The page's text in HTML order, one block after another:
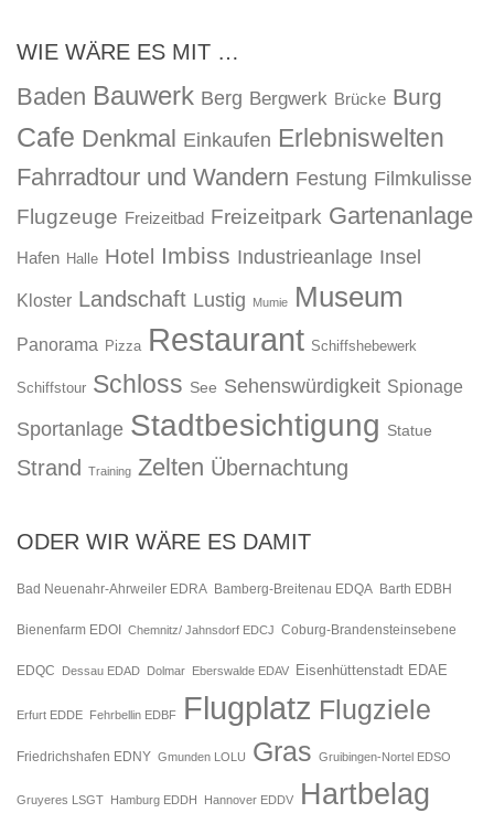
WIE WÄRE ES MIT …
Baden Bauwerk Berg Bergwerk Brücke Burg
Cafe Denkmal Einkaufen Erlebniswelten
Fahrradtour und Wandern Festung Filmkulisse
Flugzeuge Freizeitbad Freizeitpark Gartenanlage
Hafen Halle Hotel Imbiss Industrieanlage Insel
Kloster Landschaft Lustig Mumie Museum
Panorama Pizza Restaurant Schiffshebewerk
Schiffstour Schloss See Sehenswürdigkeit Spionage
Sportanlage Stadtbesichtigung Statue
Strand Training Zelten Übernachtung
ODER WIR WÄRE ES DAMIT
Bad Neuenahr-Ahrweiler EDRA Bamberg-Breitenau EDQA Barth EDBH
Bienenfarm EDOI Chemnitz/ Jahnsdorf EDCJ Coburg-Brandensteinsebene
EDQC Dessau EDAD Dolmar Eberswalde EDAV Eisenhüttenstadt EDAE
Erfurt EDDE Fehrbellin EDBF Flugplatz Flugziele
Friedrichshafen EDNY Gmunden LOLU Gras Gruibingen-Nortel EDSO
Gruyeres LSGT Hamburg EDDH Hannover EDDV Hartbelag